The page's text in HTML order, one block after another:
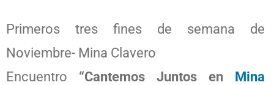
Primeros tres fines de semana de
Noviembre- Mina Clavero
Encuentro “Cantemos Juntos en Mina